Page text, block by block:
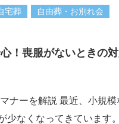
宅葬
自由葬・お別れ会
！喪服がないときの
ナーを解説 最近、小規模
少なくなってきています